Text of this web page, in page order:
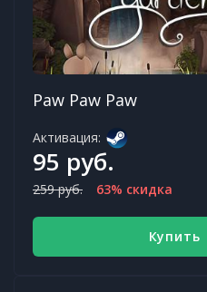
Paw Paw Paw
Активация:
95 руб.
259 руб. 63% скидка
Купить